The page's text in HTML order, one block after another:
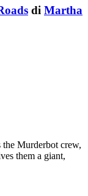
di Martha
the Murderbot crew,
them a giant,